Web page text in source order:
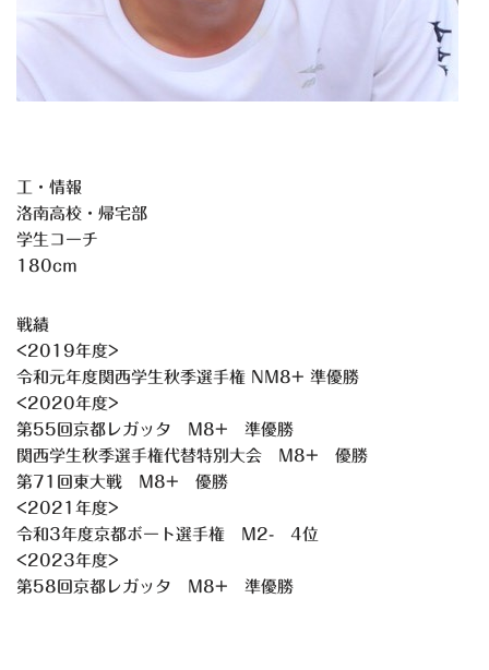
工・情報
洛南高校・帰宅部
学生コーチ
180cm
戦績
<2019年度>
令和元年度関西学生秋季選手権 NM8+ 準優勝
<2020年度>
第55回京都レガッタ M8+ 準優勝
関西学生秋季選手権代替特別大会 M8+ 優勝
第71回東大戦 M8+ 優勝
<2021年度>
令和3年度京都ボート選手権 M2- 4位
<2023年度>
第58回京都レガッタ M8+ 準優勝